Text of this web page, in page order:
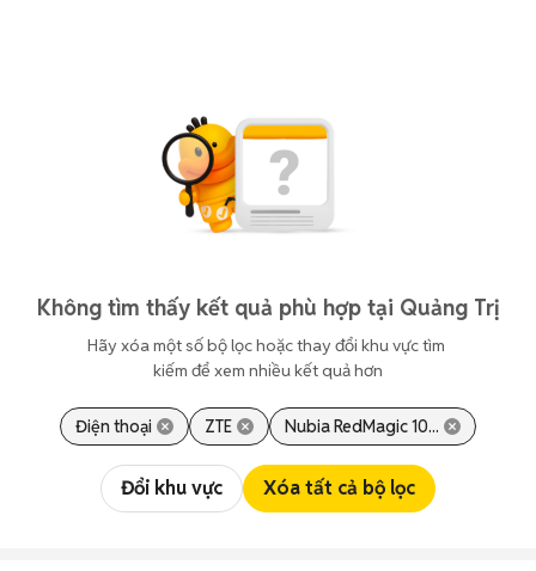
Không tìm thấy kết quả phù hợp tại Quảng Trị
Hãy xóa một số bộ lọc hoặc thay đổi khu vực tìm
kiếm để xem nhiều kết quả hơn
Điện thoại ZTE Nubia RedMagic 10...
Đổi khu vực Xóa tất cả bộ lọc